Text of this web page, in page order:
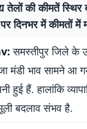
की कीमतें स्थिर
में कीमतों में
समस्तीपुर जिले के
भाव सामने आ
हुई हैं. हालांकि
बदलाव संभव है.